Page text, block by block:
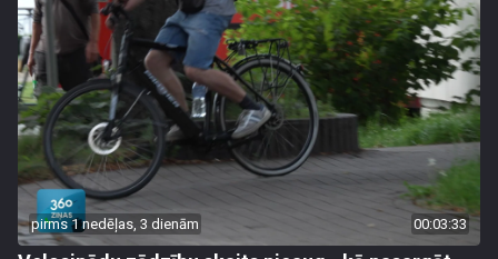
pirms 1 nedēļas, 3 dienām 00:03:33